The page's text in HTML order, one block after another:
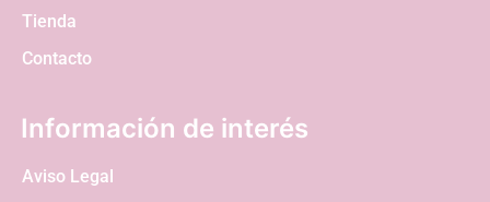
Tienda
Contacto
Información de interés
Aviso Legal